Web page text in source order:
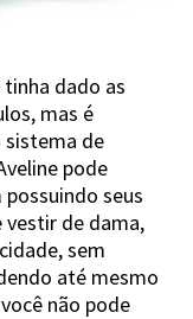
dado as
mas é
sistema de
pode
seus
vestir de dama,
sem
até mesmo
não pode